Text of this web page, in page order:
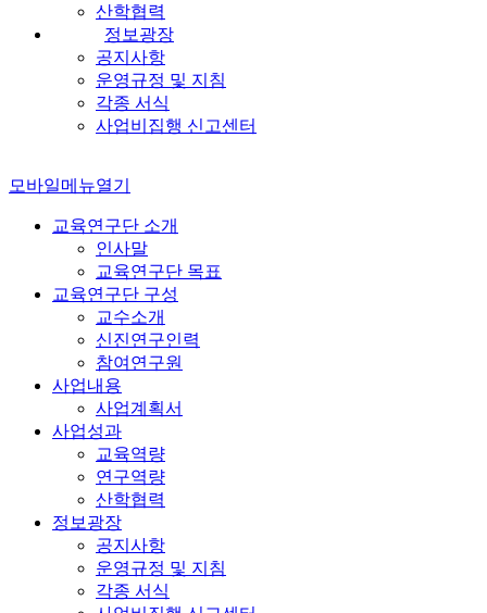
산학협력
정보광장
공지사항
운영규정 및 지침
각종 서식
사업비집행 신고센터
모바일메뉴열기
교육연구단 소개
인사말
교육연구단 목표
교육연구단 구성
교수소개
신진연구인력
참여연구원
사업내용
사업계획서
사업성과
교육역량
연구역량
산학협력
정보광장
공지사항
운영규정 및 지침
각종 서식